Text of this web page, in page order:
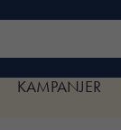
KAMPANJER